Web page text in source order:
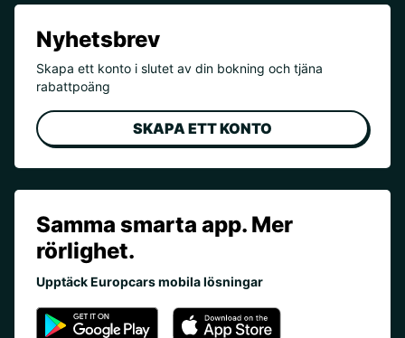
Nyhetsbrev
Skapa ett konto i slutet av din bokning och tjäna
rabattpoäng
SKAPA ETT KONTO
Samma smarta app. Mer
rörlighet.
Upptäck Europcars mobila lösningar